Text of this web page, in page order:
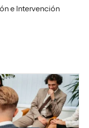
e Intervención